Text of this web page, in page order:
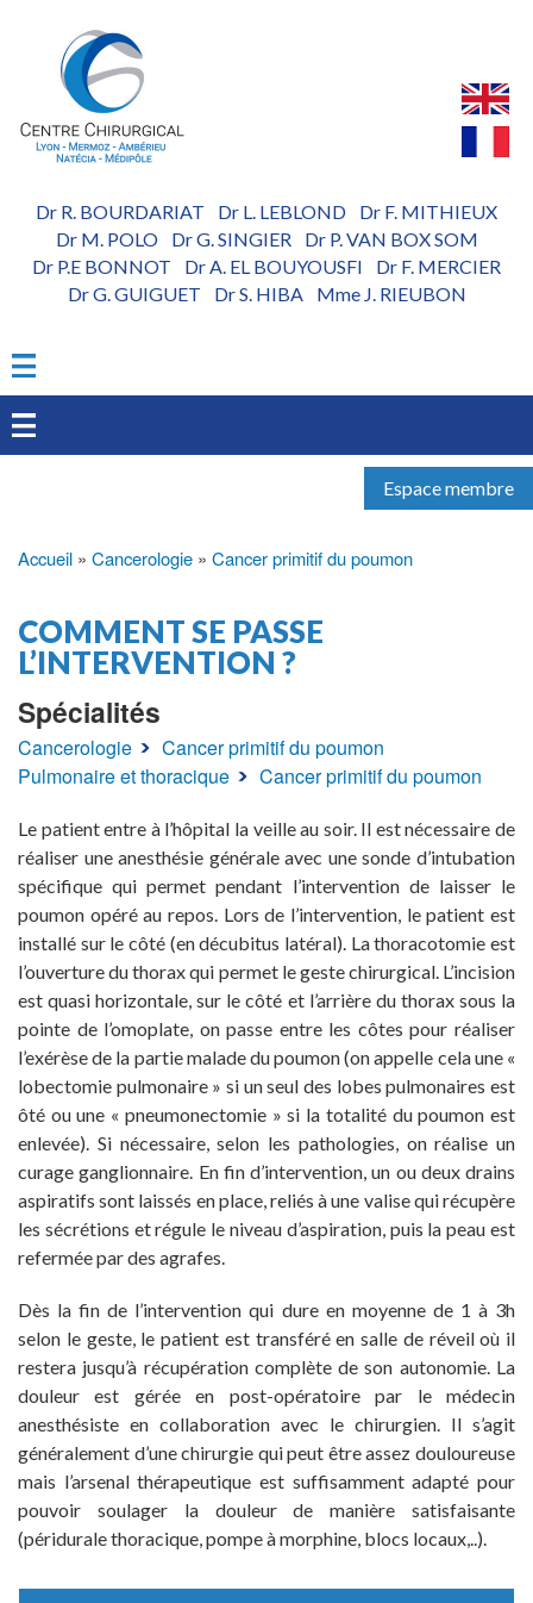
Dr R. BOURDARIAT Dr L. LEBLOND
Dr F. MITHIEUX
Dr M. POLO- Dr G. SINGIER- Dr P. VAN BOX SOM
Dr P.E BONNOT
Dr A. EL BOUYOUSFI
Dr F. MERCIER
Dr G. GUIGUET
Dr S. HIBA- Mme J. RIEUBON
Espace membre
d'Ariane
Accueil Cancerologie Cancer primitif du poumon
COMMENT SE PASSE
L’INTERVENTION ?
Spécialités
Cancerologie
Cancer primitif du poumon
Pulmonaire et thoracique
Cancer primitif du poumon
Le patient entre à l’hôpital la veille au soir. Il est nécessaire de
réaliser une anesthésie générale avec une sonde d’intubation
spécifique qui permet pendant l’intervention de laisser le
poumon opéré au repos. Lors de l’intervention, le patient est
installé sur le côté (en décubitus latéral). La thoracotomie est
l’ouverture du thorax qui permet le geste chirurgical. L’incision
est quasi horizontale, sur le côté et l’arrière du thorax sous la
pointe de l’omoplate, on passe entre les côtes pour réaliser
l’exérèse de la partie malade du poumon (on appelle cela une «
lobectomie pulmonaire » si un seul des lobes pulmonaires est
ôté ou une « pneumonectomie » si la totalité du poumon est
enlevée). Si nécessaire, selon les pathologies, on réalise un
curage ganglionnaire. En fin d’intervention, un ou deux drains
aspiratifs sont laissés en place, reliés à une valise qui récupère
les sécrétions et régule le niveau d’aspiration, puis la peau est
refermée par des agrafes.
Dès la fin de l’intervention qui dure en moyenne de 1 à 3h
selon le geste, le patient est transféré en salle de réveil où il
restera jusqu’à récupération complète de son autonomie. La
douleur est gérée en post-opératoire par le médecin
anesthésiste en collaboration avec le chirurgien. Il s’agit
généralement d’une chirurgie qui peut être assez douloureuse
mais l’arsenal thérapeutique est suffisamment adapté pour
pouvoir soulager la douleur de manière satisfaisante
(péridurale thoracique, pompe à morphine, blocs locaux,..).